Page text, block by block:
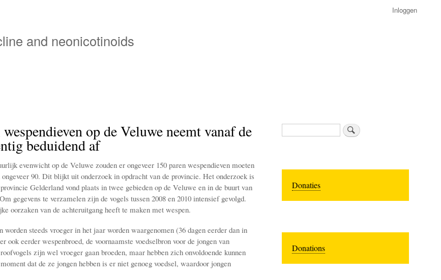
de
Inloggen
and neonicotinoids
op de Veluwe neemt vanaf de
beduidend af
evenwicht op de Veluwe zouden er ongeveer 150 paren wespendieven moeten
90. Dit blijkt uit onderzoek in opdracht van de provincie. Het onderzoek is
Gelderland vond plaats in twee gebieden op de Veluwe en in de buurt van
gegevens te verzamelen zijn de vogels tussen 2008 en 2010 intensief gevolgd.
oorzaken van de achteruitgang heeft te maken met wespen.
worden steeds vroeger in het jaar worden waargenomen (36 dagen eerder dan in
ook eerder wespenbroed, de voornaamste voedselbron voor de jongen van
zijn wel vroeger gaan broeden, maar hebben zich onvoldoende kunnen
dat de ze jongen hebben is er niet genoeg voedsel, waardoor jongen
Zoeken
Donaties
Donations